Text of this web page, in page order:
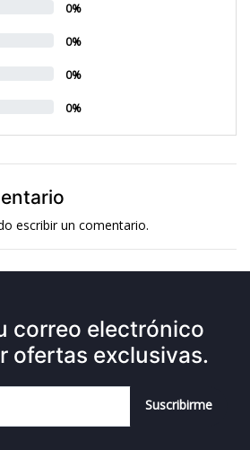
0%
0%
0%
0%
escribir un comentario.
correo electrónico
ofertas exclusivas.
Suscribirme